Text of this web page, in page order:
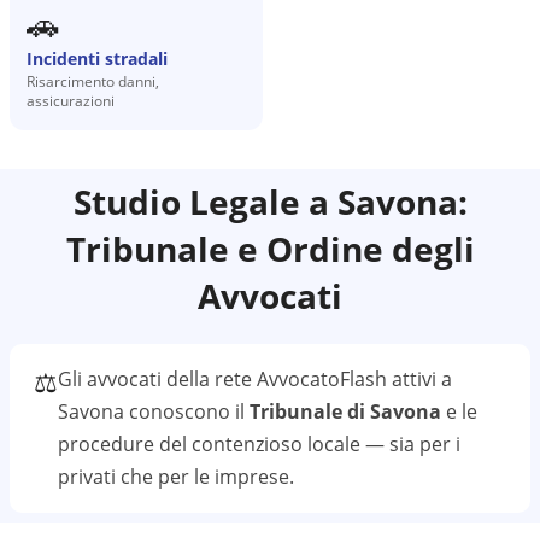
🚗
Incidenti stradali
Risarcimento danni,
assicurazioni
Studio Legale a Savona:
Tribunale e Ordine degli
Avvocati
⚖️Gli avvocati della rete AvvocatoFlash attivi a
Savona conoscono il Tribunale di Savona e le
procedure del contenzioso locale — sia per i
privati che per le imprese.